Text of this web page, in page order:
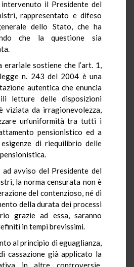
il Presidente del
rappresentato e difeso
dello Stato, che ha
che la questione sia
sostiene che l’art. 1,
n. 243 del 2004 è una
autentica che enuncia
letture delle disposizioni
viziata da irragionevolezza,
un’uniformità tra tutti i
pensionistico ed a
di riequilibrio delle
del Presidente del
la norma censurata non è
del contenzioso, né di
della durata dei processi
grazie ad essa, saranno
in tempi brevissimi.
al principio di eguaglianza,
cassazione già applicato la
in altre controversie,